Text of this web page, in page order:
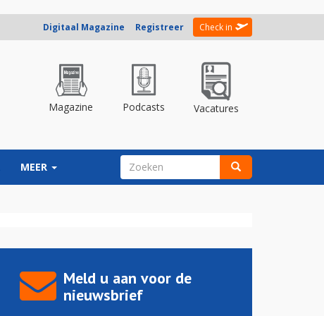
Digitaal Magazine Registreer Check in
Magazine Podcasts Vacatures
MEER ZOEKVELD
Meld u aan voor de
nieuwsbrief